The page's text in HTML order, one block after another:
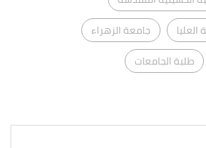
جامعة الزهراء
طلبة الجامعات